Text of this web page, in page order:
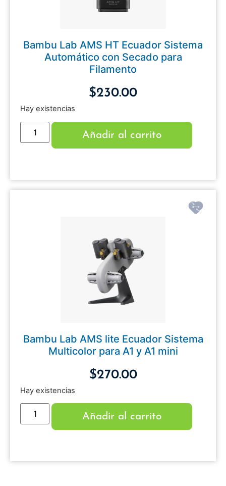
Bambu Lab AMS HT Ecuador Sistema
Automático con Secado para
Filamento
$230.00
Hay existencias
Añadir al carrito
Bambu Lab AMS lite Ecuador Sistema
Multicolor para A1 y A1 mini
$270.00
Hay existencias
Añadir al carrito